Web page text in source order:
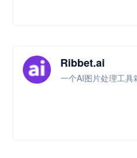
Ribbet.ai
一个AI图片处理工具